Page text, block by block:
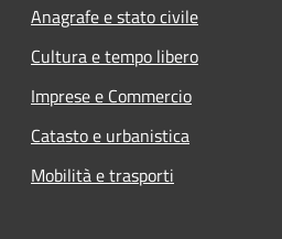
Anagrafe e stato civile
Cultura e tempo libero
Imprese e Commercio
Catasto e urbanistica
Mobilità e trasporti